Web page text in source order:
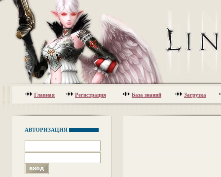
Главная Регистрация База знаний Загрузка
АВТОРИЗАЦИЯ